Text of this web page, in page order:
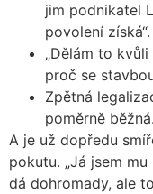
jim podnikatel
povolení získá“.
„Dělám to
proč se
Zpětná
poměrně běžná.
A je už dopředu
pokutu. „Já jsem
dá dohromady, ale